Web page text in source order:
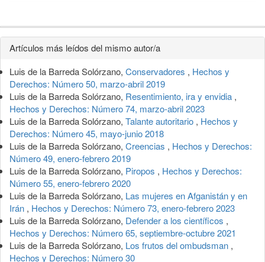
Detalles
del
artículo
Artículos más leídos del mismo autor/a
Luis de la Barreda Solórzano, Conservadores , Hechos y
Derechos: Número 50, marzo-abril 2019
Luis de la Barreda Solórzano, Resentimiento, ira y envidia ,
Hechos y Derechos: Número 74, marzo-abril 2023
Luis de la Barreda Solórzano, Talante autoritario , Hechos y
Derechos: Número 45, mayo-junio 2018
Luis de la Barreda Solórzano, Creencias , Hechos y Derechos:
Número 49, enero-febrero 2019
Luis de la Barreda Solórzano, Piropos , Hechos y Derechos:
Número 55, enero-febrero 2020
Luis de la Barreda Solórzano, Las mujeres en Afganistán y en
Irán , Hechos y Derechos: Número 73, enero-febrero 2023
Luis de la Barreda Solórzano, Defender a los científicos ,
Hechos y Derechos: Número 65, septiembre-octubre 2021
Luis de la Barreda Solórzano, Los frutos del ombudsman ,
Hechos y Derechos: Número 30